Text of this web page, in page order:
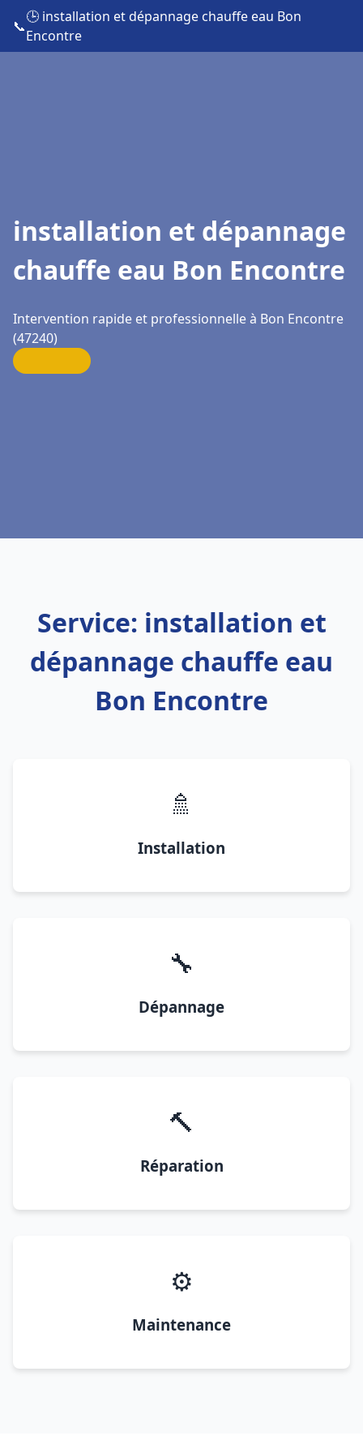
📞
🕒 installation et dépannage chauffe eau Bon
Encontre
installation et dépannage
chauffe eau Bon Encontre
Intervention rapide et professionnelle à Bon Encontre
(47240)
Service: installation et
dépannage chauffe eau
Bon Encontre
🚿
Installation
🔧
Dépannage
🔨
Réparation
⚙️
Maintenance